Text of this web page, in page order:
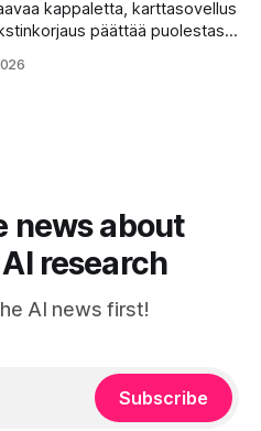
kappaletta, karttasovellus
päättää puolestasi,
huomaat itse
news about
research
AI news first!
Subscribe